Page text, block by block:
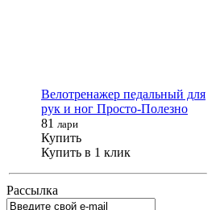
Велотренажер педальный для
рук и ног Просто-Полезно
81 лари
Купить
Купить в 1 клик
Рассылка